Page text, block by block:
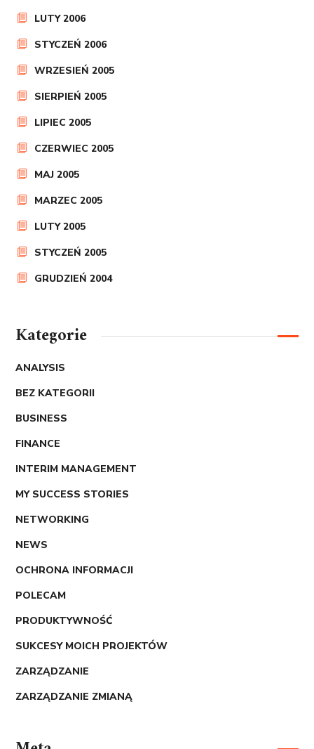
LUTY 2006
STYCZEŃ 2006
WRZESIEŃ 2005
SIERPIEŃ 2005
LIPIEC 2005
CZERWIEC 2005
MAJ 2005
MARZEC 2005
LUTY 2005
STYCZEŃ 2005
GRUDZIEŃ 2004
Kategorie
ANALYSIS
BEZ KATEGORII
BUSINESS
FINANCE
INTERIM MANAGEMENT
MY SUCCESS STORIES
NETWORKING
NEWS
OCHRONA INFORMACJI
POLECAM
PRODUKTYWNOŚĆ
SUKCESY MOICH PROJEKTÓW
ZARZĄDZANIE
ZARZĄDZANIE ZMIANĄ